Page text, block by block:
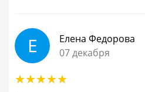
Е
Елена Федорова
07 декабря